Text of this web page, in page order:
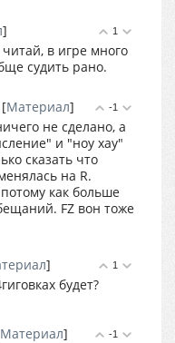
1
]
в игре много
судить рано.
-1
[Материал]
не сделано, а
и "ноу хау"
сказать что
на R.
как больше
FZ вон тоже
1
]
будет?
-1
Материал]